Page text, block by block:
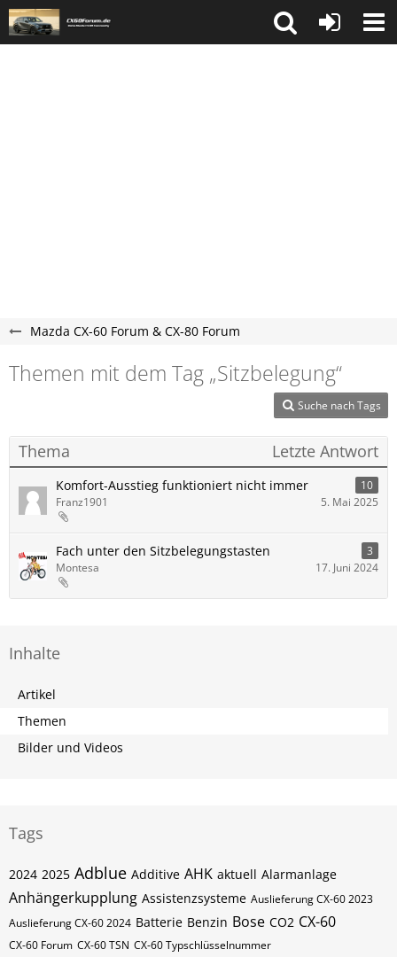
Mazda CX-60 Forum & CX-80 Forum
Themen mit dem Tag „Sitzbelegung“
Suche nach Tags
Thema Letzte Antwort
Komfort-Ausstieg funktioniert nicht immer
10
Franz1901
5. Mai 2025
Fach unter den Sitzbelegungstasten
3
Montesa
17. Juni 2024
Inhalte
Artikel
Themen
Bilder und Videos
Tags
2024 2025 Adblue Additive AHK aktuell Alarmanlage
Anhängerkupplung Assistenzsysteme Auslieferung CX-60 2023
Auslieferung CX-60 2024 Batterie Benzin Bose CO2 CX-60
CX-60 Forum CX-60​​​​ TSN CX-60​​​​ Typschlüsselnummer